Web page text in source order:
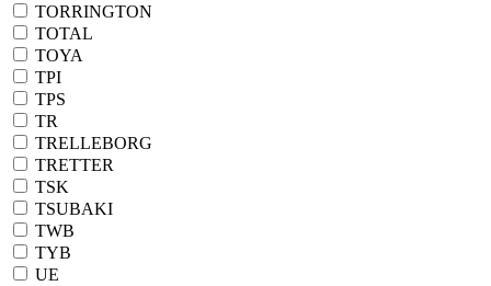
TORRINGTON
TOTAL
TOYA
TPI
TPS
TR
TRELLEBORG
TRETTER
TSK
TSUBAKI
TWB
TYB
UE